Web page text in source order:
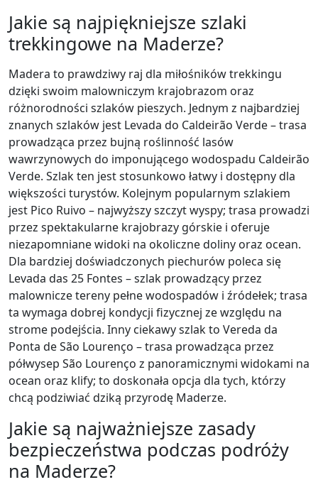
Jakie są najpiękniejsze szlaki
trekkingowe na Maderze?
Madera to prawdziwy raj dla miłośników trekkingu
dzięki swoim malowniczym krajobrazom oraz
różnorodności szlaków pieszych. Jednym z najbardziej
znanych szlaków jest Levada do Caldeirão Verde – trasa
prowadząca przez bujną roślinność lasów
wawrzynowych do imponującego wodospadu Caldeirão
Verde. Szlak ten jest stosunkowo łatwy i dostępny dla
większości turystów. Kolejnym popularnym szlakiem
jest Pico Ruivo – najwyższy szczyt wyspy; trasa prowadzi
przez spektakularne krajobrazy górskie i oferuje
niezapomniane widoki na okoliczne doliny oraz ocean.
Dla bardziej doświadczonych piechurów poleca się
Levada das 25 Fontes – szlak prowadzący przez
malownicze tereny pełne wodospadów i źródełek; trasa
ta wymaga dobrej kondycji fizycznej ze względu na
strome podejścia. Inny ciekawy szlak to Vereda da
Ponta de São Lourenço – trasa prowadząca przez
półwysep São Lourenço z panoramicznymi widokami na
ocean oraz klify; to doskonała opcja dla tych, którzy
chcą podziwiać dziką przyrodę Maderze.
Jakie są najważniejsze zasady
bezpieczeństwa podczas podróży
na Maderze?